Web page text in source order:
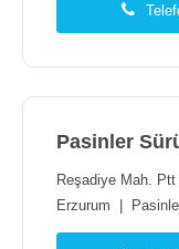
Pasinler
Reşadiye Mah. Ptt
Erzurum